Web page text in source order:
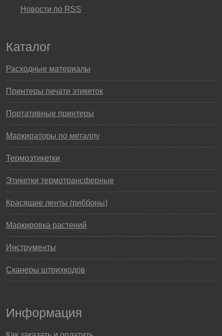
Новости по RSS
Каталог
Расходные материалы
Принтеры печати этикеток
Портативные принтеры
Маркираторы по металлу
Термоэтикетки
Этикетки термотрансферные
Красящие ленты (риббоны)
Маркировка растений
Инструменты
Сканеры штрихкодов
Информация